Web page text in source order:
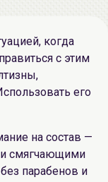
когда
с этим
его
на состав —
и смягчающими
парабенов и